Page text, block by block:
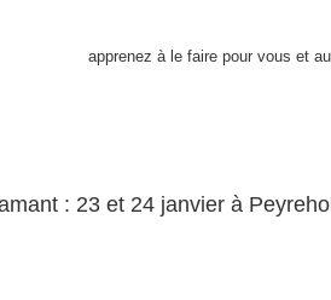
apprenez à le faire pour vous et
: 23 et 24 janvier à